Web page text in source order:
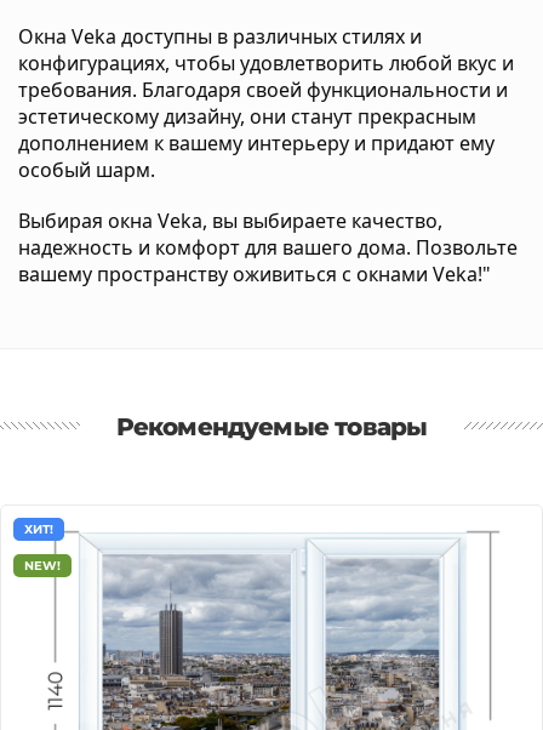
Окна Veka доступны в различных стилях и
конфигурациях, чтобы удовлетворить любой вкус и
требования. Благодаря своей функциональности и
эстетическому дизайну, они станут прекрасным
дополнением к вашему интерьеру и придают ему
особый шарм.
Выбирая окна Veka, вы выбираете качество,
надежность и комфорт для вашего дома. Позвольте
вашему пространству оживиться с окнами Veka!"
Рекомендуемые товары
ХИТ!
NEW!